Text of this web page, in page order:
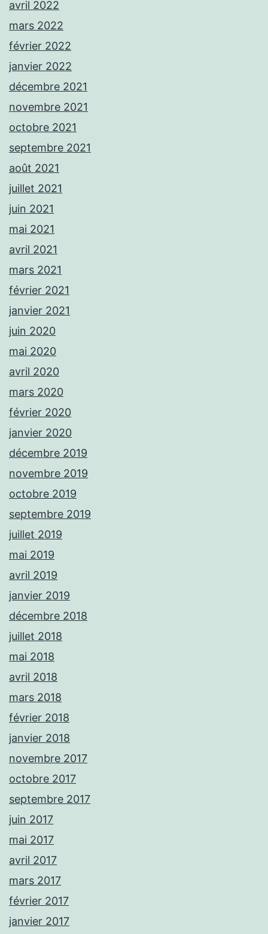
avril 2022
mars 2022
février 2022
janvier 2022
décembre 2021
novembre 2021
octobre 2021
septembre 2021
août 2021
juillet 2021
juin 2021
mai 2021
avril 2021
mars 2021
février 2021
janvier 2021
juin 2020
mai 2020
avril 2020
mars 2020
février 2020
janvier 2020
décembre 2019
novembre 2019
octobre 2019
septembre 2019
juillet 2019
mai 2019
avril 2019
janvier 2019
décembre 2018
juillet 2018
mai 2018
avril 2018
mars 2018
février 2018
janvier 2018
novembre 2017
octobre 2017
septembre 2017
juin 2017
mai 2017
avril 2017
mars 2017
février 2017
janvier 2017